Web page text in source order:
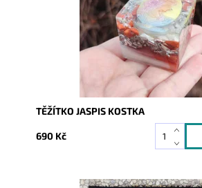
TĚŽÍTKO JASPIS KOSTKA
690 Kč